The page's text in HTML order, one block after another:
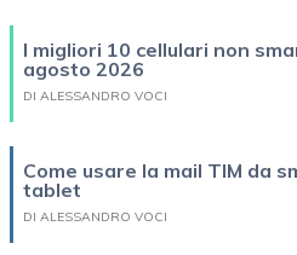
I migliori 10 cellulari non
agosto 2026
DI ALESSANDRO VOCI
Come usare la mail TIM da
tablet
DI ALESSANDRO VOCI